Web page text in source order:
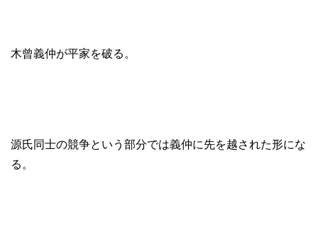
木曾義仲が平家を破る。
源氏同士の競争という部分では義仲に先を越された形にな
る。